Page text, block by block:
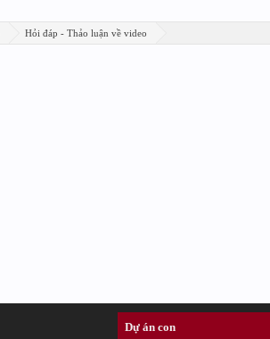
Hỏi đáp - Thảo luận về video
Dự án con